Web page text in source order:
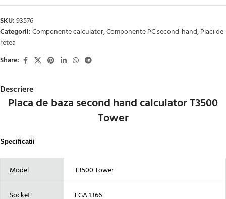
SKU:93576
Categorii:Componente calculator,Componente PC second-hand,Placi de
retea
Share:
Descriere
Placa de baza second hand calculator T3500
Tower
Specificatii
Model T3500Tower
Socket LGA 1366